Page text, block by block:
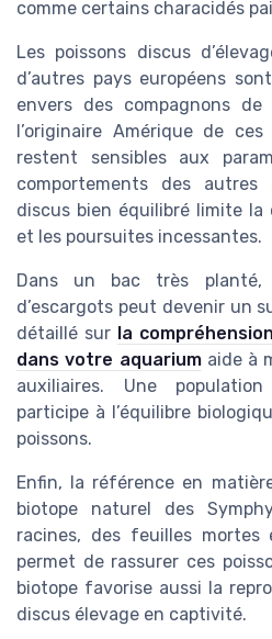
comme certains characidés
Les poissons discus
d’autres pays européens
envers des compagnons de
l’originaire Amérique de ces
restent sensibles aux
comportements des autres
discus bien équilibré limite la
et les poursuites incessantes.
Dans un bac très
d’escargots peut devenir un
détaillé sur la
dans votre aquariumaide à
auxiliaires. Une
participe à l’équilibre
poissons.
Enfin, la référence en
biotope naturel des
racines, des feuilles
permet de rassurer ces
biotope favorise aussi la
discus élevage en captivité.